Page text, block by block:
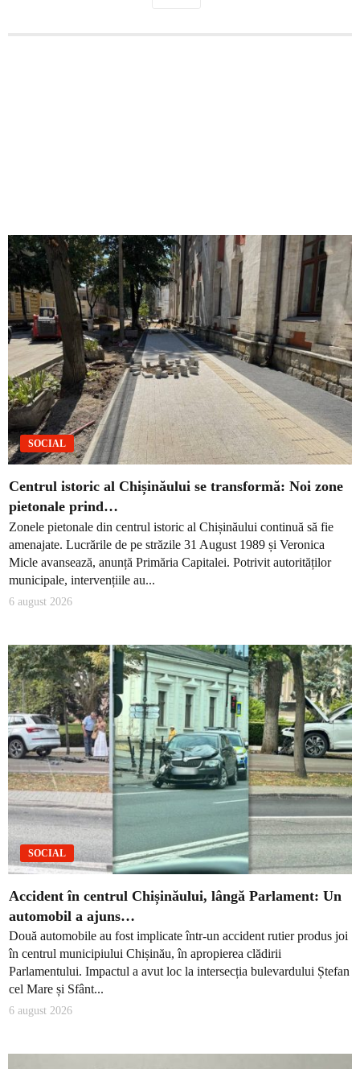
SOCIAL
Centrul istoric al Chișinăului se transformă: Noi zone
pietonale prind…
Zonele pietonale din centrul istoric al Chișinăului continuă să fie
amenajate. Lucrările de pe străzile 31 August 1989 și Veronica
Micle avansează, anunță Primăria Capitalei. Potrivit autorităților
municipale, intervențiile au...
6 august 2026
SOCIAL
Accident în centrul Chișinăului, lângă Parlament: Un
automobil a ajuns…
Două automobile au fost implicate într-un accident rutier produs joi
în centrul municipiului Chișinău, în apropierea clădirii
Parlamentului. Impactul a avut loc la intersecția bulevardului Ștefan
cel Mare și Sfânt...
6 august 2026